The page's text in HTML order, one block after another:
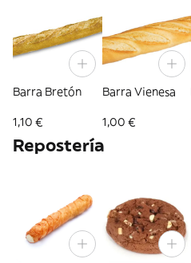
Barra Bretón
1,10 €
Barra Vienesa
1,00 €
Repostería